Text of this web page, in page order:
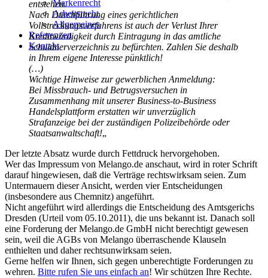
Markenrecht
Arbeitsrecht
Allgemeines
Referenzen
Kontakt
entstehen.
Nach Durchführung eines gerichtlichen
Vollstreckungsverfahrens ist auch der Verlust Ihrer
Kreditwürdigkeit durch Eintragung in das amtliche
Schuldnerverzeichnis zu befürchten. Zahlen Sie deshalb
in Ihrem eigene Interesse pünktlich!
(…)
Wichtige Hinweise zur gewerblichen Anmeldung:
Bei Missbrauch- und Betrugsversuchen in
Zusammenhang mit unserer Business-to-Business
Handelsplattform erstatten wir unverzüglich
Strafanzeige bei der zuständigen Polizeibehörde oder
Staatsanwaltschaft!„
Der letzte Absatz wurde durch Fettdruck hervorgehoben.
Wer das Impressum von Melango.de anschaut, wird in roter Schrift
darauf hingewiesen, daß die Verträge rechtswirksam seien. Zum
Untermauern dieser Ansicht, werden vier Entscheidungen
(insbesondere aus Chemnitz) angeführt.
Nicht angeführt wird allerdings die Entscheidung des Amtsgerichs
Dresden (Urteil vom 05.10.2011), die uns bekannt ist. Danach soll
eine Forderung der Melango.de GmbH nicht berechtigt gewesen
sein, weil die AGBs von Melango überraschende Klauseln
enthielten und daher rechtsunwirksam seien.
Gerne helfen wir Ihnen, sich gegen unberechtigte Forderungen zu
wehren. Bitte rufen Sie uns einfach an! Wir schützen Ihre Rechte.